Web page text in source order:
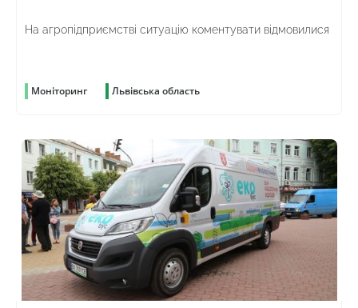
На агропідприємстві ситуацію коментувати відмовилися
Моніторинг Львівська область